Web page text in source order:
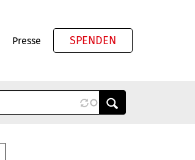
Presse SPENDEN